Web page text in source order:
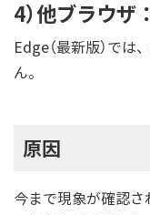
4）他ブラウザ
Edge（最新版）で
ん。
原因
今まで現象が確認さ